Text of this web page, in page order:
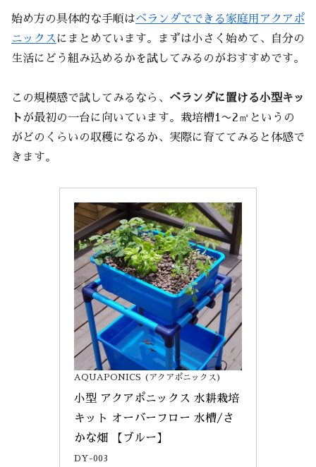
始め方の具体的な手順はベランダでできる家庭用アクアポ
ニックス にまとめています。まずは小さく始めて、自分の
生活にどう組み込めるかを試してみるのがおすすめです。
この規模感で試してみるなら、 ベランダに置ける小型キッ
ト が最初の一台に向いています。栽培槽1〜2㎡というの
がどのくらいの収穫になるか、実際に育ててみると体感で
きます。
AQUAPONICS (アクアポニックス)
小型 アクアポニックス 水耕栽培
キット オーバーフロー 水槽/さ
かな畑 【ブルー】
DY-003